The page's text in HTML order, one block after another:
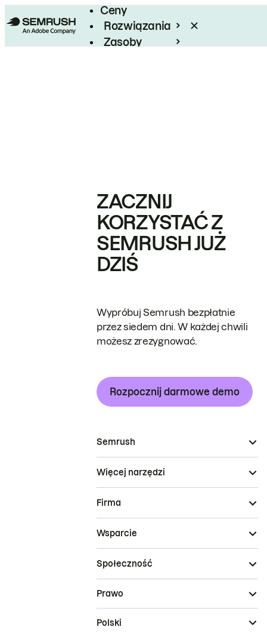
Ceny
Rozwiązania
Zasoby
ZACZNIJ
KORZYSTAĆ Z
SEMRUSH JUŻ
DZIŚ
Wypróbuj Semrush bezpłatnie
przez siedem dni. W każdej chwili
możesz zrezygnować.
Rozpocznij darmowe demo
Semrush
Więcej narzędzi
Firma
Wsparcie
Społeczność
Prawo
Polski